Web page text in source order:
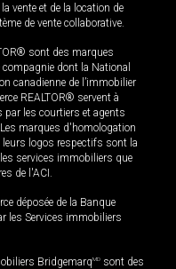
vente et de la location de
de vente collaborative.
sont des marques
dont la National
canadienne de l’immobilier
REALTOR® servent à
les courtiers et agents
marques d'homologation
logos respectifs sont la
services immobiliers que
de l'ACI.
déposée de la Banque
les Services immobiliers
BridgemarqMD sont des